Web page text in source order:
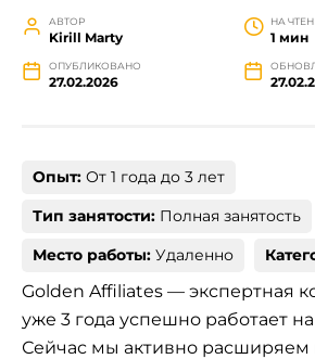
АВТОР
Kirill Marty
НА
1 мин
ОПУБЛИКОВАНО
27.02.2026
Опыт: От 1 года до 3 лет
Тип занятости: Полная занятость
Место работы: Удаленно
Golden Affiliates — экспертная
уже 3 года успешно работает
Сейчас мы активно расширяем